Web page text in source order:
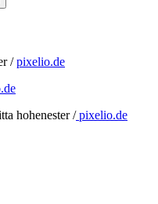
/pixelio.de
hohenester /pixelio.de